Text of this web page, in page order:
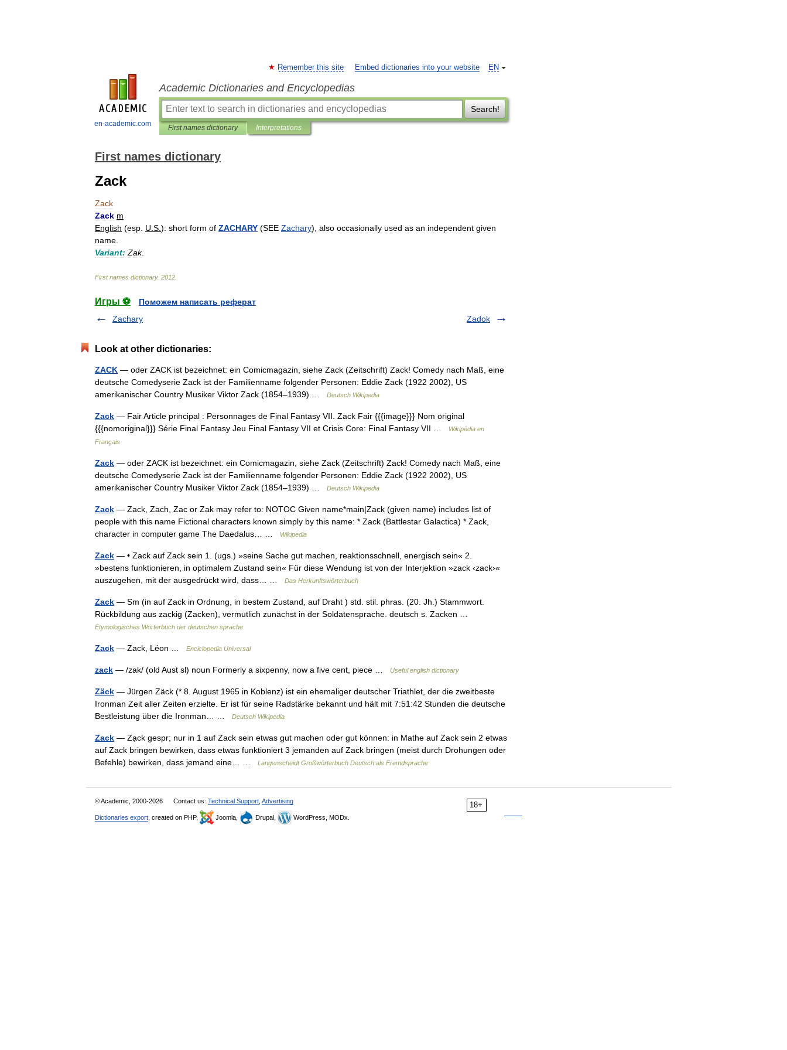
en-academic.com
EN
Remember this site Embed dictionaries into your website
Academic Dictionaries and Encyclopedias
Search!
First names dictionary Interpretations
First names dictionary
Zack
Zack
Zack m
English (esp U S ): short form of ZACHARY (SEE Zachary), also occasionally used as an independent given
name
Variant: Zak.
First names dictionary. 2012
Игры ⚽
Поможем написать реферат
Zachary
Zadok
Look at other dictionaries:
ZACK — oder ZACK ist bezeichnet: ein Comicmagazin, siehe Zack (Zeitschrift) Zack! Comedy nach Maß, eine
deutsche Comedyserie Zack ist der Familienname folgender Personen: Eddie Zack (1922 2002), US
amerikanischer Country Musiker Viktor Zack (1854–1939) …
Deutsch Wikipedia
Zack — Fair Article principal : Personnages de Final Fantasy VII. Zack Fair {{{image}}} Nom original
{{{nomoriginal}}} Série Final Fantasy Jeu Final Fantasy VII et Crisis Core: Final Fantasy VII …
Wikipédia en
Français
Zack — oder ZACK ist bezeichnet: ein Comicmagazin, siehe Zack (Zeitschrift) Zack! Comedy nach Maß, eine
deutsche Comedyserie Zack ist der Familienname folgender Personen: Eddie Zack (1922 2002), US
amerikanischer Country Musiker Viktor Zack (1854–1939) …
Deutsch Wikipedia
Zack — Zack, Zach, Zac or Zak may refer to: NOTOC Given name*main|Zack (given name) includes list of
people with this name Fictional characters known simply by this name: * Zack (Battlestar Galactica) * Zack,
character in computer game The Daedalus… …
Wikipedia
Zack — • Zack auf Zack sein 1. (ugs.) »seine Sache gut machen, reaktionsschnell, energisch sein« 2.
»bestens funktionieren, in optimalem Zustand sein« Für diese Wendung ist von der Interjektion »zack ‹zack›«
auszugehen, mit der ausgedrückt wird, dass… …
Das Herkunftswörterbuch
Zack — Sm (in auf Zack in Ordnung, in bestem Zustand, auf Draht ) std. stil. phras. (20. Jh.) Stammwort.
Rückbildung aus zackig (Zacken), vermutlich zunächst in der Soldatensprache. deutsch s. Zacken …
Etymologisches Wörterbuch der deutschen sprache
Zack — Zack, Léon … Enciclopedia Universal
zack — /zak/ (old Aust sl) noun Formerly a sixpenny, now a five cent, piece … Useful english dictionary
Zäck — Jürgen Zäck (* 8. August 1965 in Koblenz) ist ein ehemaliger deutscher Triathlet, der die zweitbeste
Ironman Zeit aller Zeiten erzielte. Er ist für seine Radstärke bekannt und hält mit 7:51:42 Stunden die deutsche
Bestleistung über die Ironman… …
Deutsch Wikipedia
Zack — Zạck gespr; nur in 1 auf Zack sein etwas gut machen oder gut können: in Mathe auf Zack sein 2 etwas
auf Zack bringen bewirken, dass etwas funktioniert 3 jemanden auf Zack bringen (meist durch Drohungen oder
Befehle) bewirken, dass jemand eine… …
Langenscheidt Großwörterbuch Deutsch als Fremdsprache
18+
© Academic, 2000-2026 Contact us: Technical Support Advertising
Dictionaries export , created on PHP, Joomla, Drupal, WordPress, MODx.